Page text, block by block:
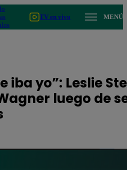
TV en vivo MENÚ
iba yo”: Leslie
luego de